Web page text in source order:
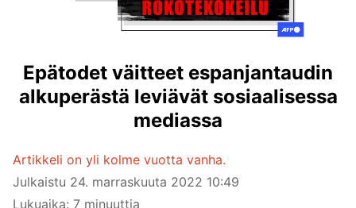
Epätodet väitteet espanjantaudin
alkuperästä leviävät sosiaalisessa
mediassa
Artikkeli on yli kolme vuotta vanha.
Julkaistu 24. marraskuuta 2022 10:49
Lukuaika: 7 minuuttia